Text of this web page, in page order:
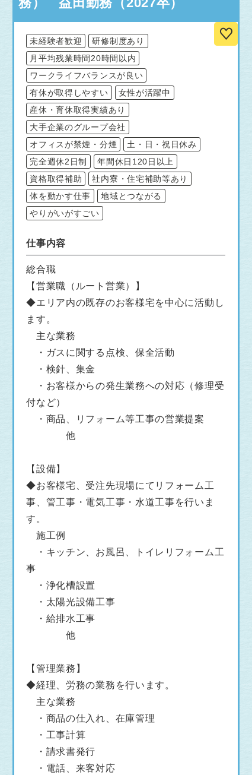
未経験者歓迎
研修制度あり
月平均残業時間20時間以内
ワークライフバランスが良い
有休が取得しやすい
女性が活躍中
産休・育休取得実績あり
大手企業のグループ会社
オフィスが禁煙・分煙
土・日・祝日休み
完全週休2日制
年間休日120日以上
資格取得補助
社内寮・住宅補助等あり
体を動かす仕事
地域とつながる
やりがいがすごい
仕事内容
総合職
【営業職（ルート営業）】
◆エリア内の既存のお客様宅を中心に活動し
ます。
主な業務
・ガスに関する点検、保全活動
・検針、集金
・お客様からの発生業務への対応（修理受
付など）
・商品、リフォーム等工事の営業提案
他
【設備】
◆お客様宅、受注先現場にてリフォーム工
事、管工事・電気工事・水道工事を行いま
す。
施工例
・キッチン、お風呂、トイレリフォーム工
事
・浄化槽設置
・太陽光設備工事
・給排水工事
他
【管理業務】
◆経理、労務の業務を行います。
主な業務
・商品の仕入れ、在庫管理
・工事計算
・請求書発行
・電話、来客対応